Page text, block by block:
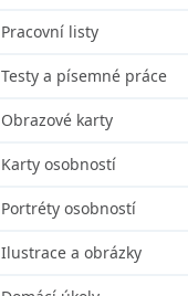
Pracovní listy
Testy a písemné práce
Obrazové karty
Karty osobností
Portréty osobností
Ilustrace a obrázky